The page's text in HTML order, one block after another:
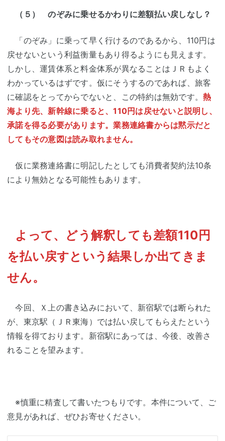
（５） のぞみに乗せるかわりに差額払い戻しなし？
「のぞみ」に乗って早く行けるのであるから、110円は
戻せないという利益衡量もあり得るようにも見えます。
しかし、運賃体系と料金体系が異なることはＪＲもよく
わかっているはずです。仮にそうするのであれば、旅客
に確認をとってからでないと、この特約は無効です。 熱
海より先、新幹線に乗ると、110円は戻せないと説明し、
承諾を得る必要があります。業務連絡書からは黙示だと
してもその意図は読み取れません。
仮に業務連絡書に明記したとしても消費者契約法10条
により無効となる可能性もあります。
よって、どう解釈しても差額110円
を払い戻すという結果しか出てきま
せん。
今回、Ｘ上の書き込みにおいて、新宿駅では断られた
が、東京駅（ＪＲ東海）では払い戻してもらえたという
情報を得ております。新宿駅にあっては、今後、改善さ
れることを望みます。
※慎重に精査して書いたつもりです。本件について、ご
意見があれば、ぜひお寄せください。